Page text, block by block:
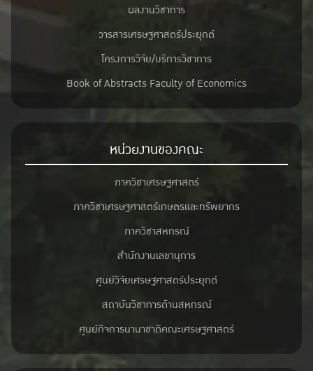
ผลงานวิชาการ
วารสารเศรษฐศาสตร์ประยุกต์
โครงการวิจัย/บริการวิชาการ
Book of Abstracts Faculty of Economics
หน่วยงานของคณะ
ภาควิชาเศรษฐศาสตร์
ภาควิชาเศรษฐศาสตร์เกษตรและทรัพยากร
ภาควิชาสหกรณ์
สำนักงานเลขานุการ
ศูนย์วิจัยเศรษฐศาสตร์ประยุกต์
สถาบันวิชาการด้านสหกรณ์
ศูนย์กิจการนานาชาติคณะเศรษฐศาสตร์